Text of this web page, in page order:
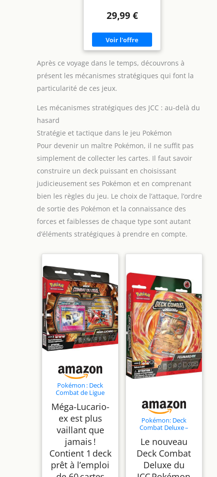
29,99 €
Après ce voyage dans le temps, découvrons à
présent les mécanismes stratégiques qui font la
particularité de ces jeux.
Les mécanismes stratégiques des JCC : au-delà du
hasard
Stratégie et tactique dans le jeu Pokémon
Pour devenir un maître Pokémon, il ne suffit pas
simplement de collecter les cartes. Il faut savoir
construire un deck puissant en choisissant
judicieusement ses Pokémon et en comprenant
bien les règles du jeu. Le choix de l’attaque, l’ordre
de sortie des Pokémon et la connaissance des
forces et faiblesses de chaque type sont autant
d’éléments stratégiques à prendre en compte.
Pokémon : Deck
Combat de Ligue
(1 Deck prêt à l’Emploi
de 60 Cartes
Contenant
Méga‑Lucario-ex)
Méga-Lucario-
ex est plus
vaillant que
jamais !
Contient 1 deck
prêt à l’emploi
Pokémon: Deck
Combat Deluxe –
Pokémon (Deck de
60 Cartes prêt à
l’Emploi et
Accessoires)
Le nouveau
Deck Combat
Deluxe du